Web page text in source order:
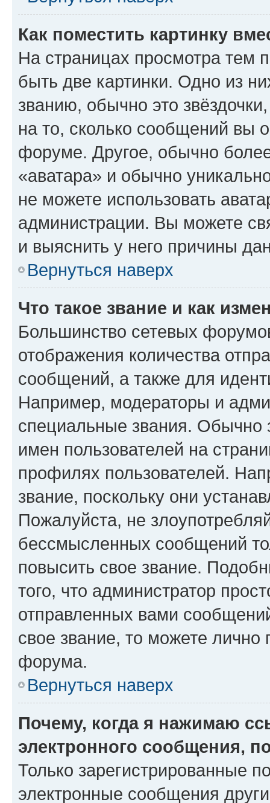
Как поместить картинку
На страницах просмотра тем
быть две картинки. Одно из
званию, обычно это
на то, сколько сообщений вы
форуме. Другое, обычно
«аватара» и обычно
не можете использовать
администрации. Вы можете
и выяснить у него причины
Вернуться наверх
Что такое звание и как
Большинство сетевых
отображения количества
сообщений, а также для
Например, модераторы и
специальные звания. Обычно
имен пользователей на
профилях пользователей.
звание, поскольку они
Пожалуйста, не
бессмысленных сообщений
повысить свое звание.
того, что администратор
отправленных вами
свое звание, то можете лично
форума.
Вернуться наверх
Почему, когда я нажимаю
электронного сообщения,
Только зарегистрированные
электронные сообщения